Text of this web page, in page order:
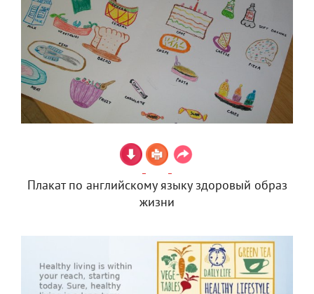
Плакат по английскому языку здоровый образ
жизни